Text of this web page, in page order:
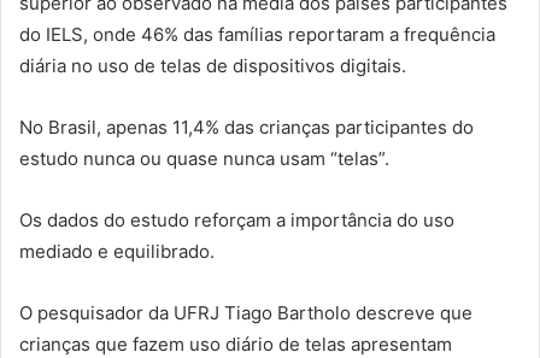
do IELS, onde 46% das famílias reportaram a frequência
diária no uso de telas de dispositivos digitais.
No Brasil, apenas 11,4% das crianças participantes do
estudo nunca ou quase nunca usam “telas”.
Os dados do estudo reforçam a importância do uso
mediado e equilibrado.
O pesquisador da UFRJ Tiago Bartholo descreve que
crianças que fazem uso diário de telas apresentam